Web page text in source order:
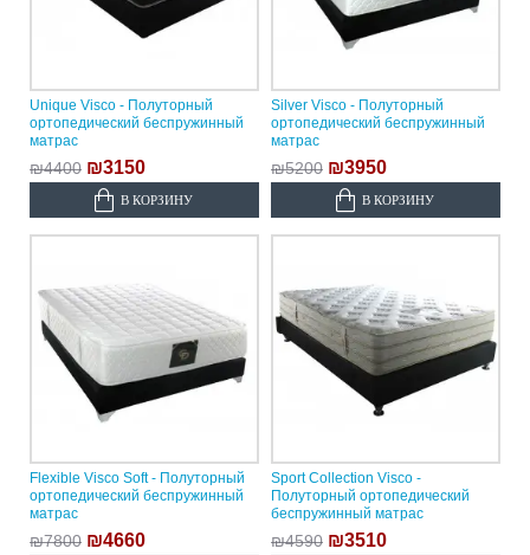
Unique Visco - Полуторный
ортопедический беспружинный
матрас
₪4400 ₪3150
В КОРЗИНУ
Silver Visco - Полуторный
ортопедический беспружинный
матрас
₪5200 ₪3950
В КОРЗИНУ
Flexible Visco Soft - Полуторный
ортопедический беспружинный
матрас
₪7800 ₪4660
Sport Collection Visco -
Полуторный ортопедический
беспружинный матрас
₪4590 ₪3510